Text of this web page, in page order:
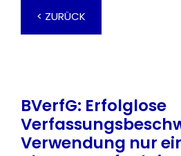
< ZURÜCK
BVerfG: Erfolglose
Verwendung nur